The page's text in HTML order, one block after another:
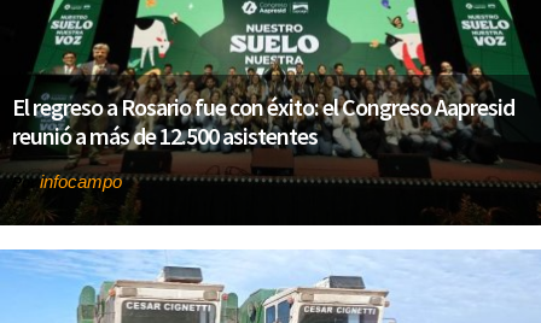
El regreso a Rosario fue con éxito: el Congreso Aapresid
reunió a más de 12.500 asistentes
Por infocampo